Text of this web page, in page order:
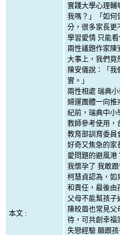
本文 :
實踐大學心理輔
我嗎？」「如何
分，很多家長更
學習愛情 只能
兩性議題作家陳
大事上，我們竟
陳安儀說：「
實。」
兩性相處 瑞典
婦運團體一向推
紀前，瑞典中小
教師參考使用，
教育部訓育委員
好奇又焦急的家
愛問題的避風港
我懷孕了 我敢
柯慧貞認為，如
和責任，最後由
父母不能幫孩子
陳皎眉也常見
待，可共創幸福
失戀經驗 願跟